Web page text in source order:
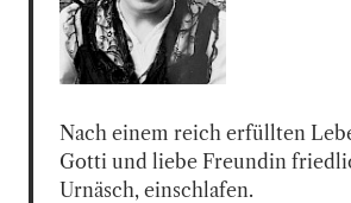
Nach einem reich erfüllten
Gotti und liebe Freundin
Urnäsch, einschlafen.